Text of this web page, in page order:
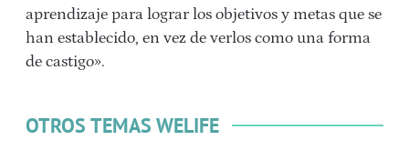
aprendizaje para lograr los objetivos y metas que se
han establecido, en vez de verlos como una forma
de castigo».
OTROS TEMAS WELIFE